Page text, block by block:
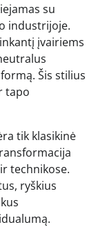
su
industrijoje.
įvairiems
Šis stilius
tapo
tik klasikinė
technikose.
ryškius